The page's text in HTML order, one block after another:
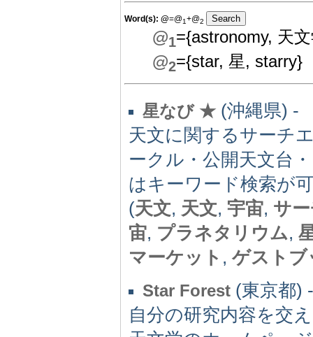
Word(s): @=@1+@2
@1={astronomy, 天
@2={star, 星, starry}
星なび ★ (沖縄県) -
天文に関するサーチ
ークル・公開天文台
はキーワード検索が
(天文, 天文, 宇宙, サ
宙, プラネタリウム,
マーケット , ゲストブ
Star Forest (東京都) -
自分の研究内容を交